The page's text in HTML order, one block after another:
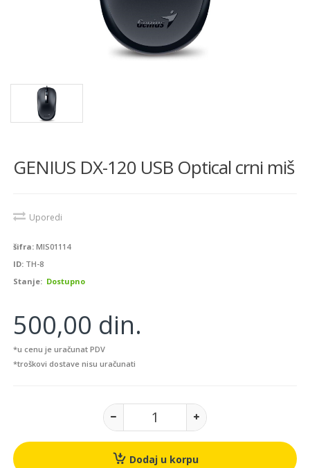
GENIUS DX-120 USB Optical crni miš
Uporedi
šifra: MIS01114
ID: TH-8
Stanje: Dostupno
500,00 din.
*u cenu je uračunat PDV
*troškovi dostave nisu uračunati
Dodaj u korpu